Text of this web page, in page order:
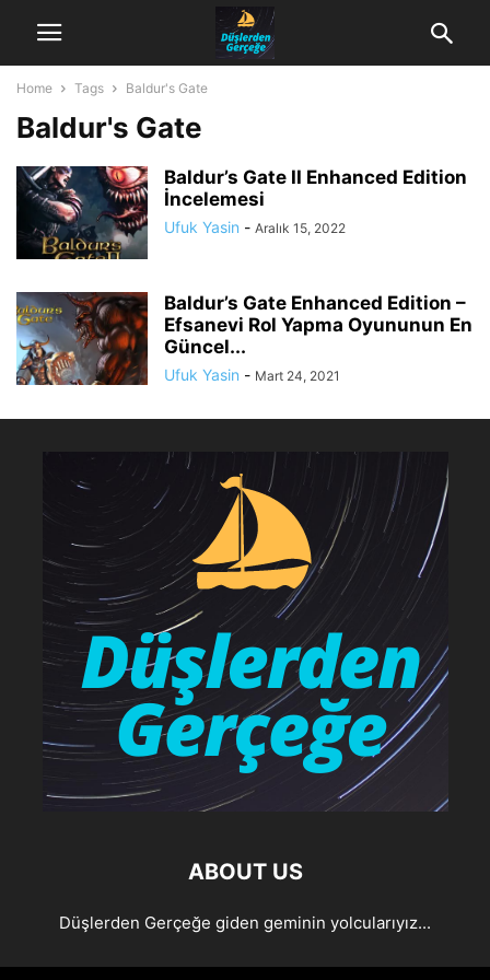
Home Tags Baldur's Gate
Baldur's Gate
Baldur’s Gate II Enhanced Edition
İncelemesi
Ufuk Yasin - Aralık 15, 2022
Baldur’s Gate Enhanced Edition –
Efsanevi Rol Yapma Oyununun En
Güncel...
Ufuk Yasin - Mart 24, 2021
ABOUT US
Düşlerden Gerçeğe giden geminin yolcularıyız...